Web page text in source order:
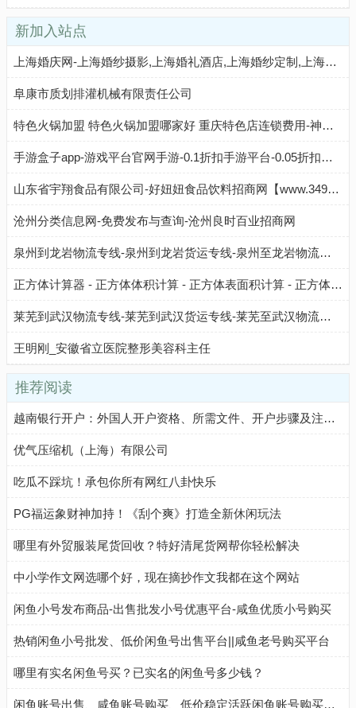
新加入站点
上海婚庆网-上海婚纱摄影,上海婚礼酒店,上海婚纱定制,上海婚礼跟拍,上海婚礼策划,上海婚庆公司
阜康市质划排灌机械有限责任公司
特色火锅加盟 特色火锅加盟哪家好 重庆特色店连锁费用-神州加盟网
手游盒子app-游戏平台官网手游-0.1折扣手游平台-0.05折扣手游-Q友之家
山东省宇翔食品有限公司-好妞妞食品饮料招商网【www.3490.CN】
沧州分类信息网-免费发布与查询-沧州良时百业招商网
泉州到龙岩物流专线-泉州到龙岩货运专线-泉州至龙岩物流公司-就发物流网
正方体计算器 - 正方体体积计算 - 正方体表面积计算 - 正方体总棱长计算
莱芜到武汉物流专线-莱芜到武汉货运专线-莱芜至武汉物流公司-就发物流网
王明刚_安徽省立医院整形美容科主任
推荐阅读
越南银行开户：外国人开户资格、所需文件、开户步骤及注意事项
优气压缩机（上海）有限公司
吃瓜不踩坑！承包你所有网红八卦快乐
PG福运象财神加持！《刮个爽》打造全新休闲玩法
哪里有外贸服装尾货回收？特好清尾货网帮你轻松解决
中小学作文网选哪个好，现在摘抄作文我都在这个网站
闲鱼小号发布商品-出售批发小号优惠平台-咸鱼优质小号购买
热销闲鱼小号批发、低价闲鱼号出售平台||咸鱼老号购买平台
哪里有实名闲鱼号买？已实名的闲鱼号多少钱？
闲鱼账号出售、咸鱼账号购买、低价稳定活跃闲鱼账号购买流程